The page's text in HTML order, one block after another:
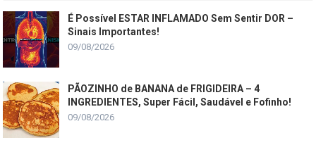
É Possível ESTAR INFLAMADO Sem Sentir DOR –
Sinais Importantes!
09/08/2026
PÃOZINHO de BANANA de FRIGIDEIRA – 4
INGREDIENTES, Super Fácil, Saudável e Fofinho!
09/08/2026